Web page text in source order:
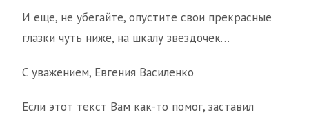
И еще, не убегайте, опустите свои прекрасные
глазки чуть ниже, на шкалу звездочек…
С уважением, Евгения Василенко
Если этот текст Вам как-то помог, заставил